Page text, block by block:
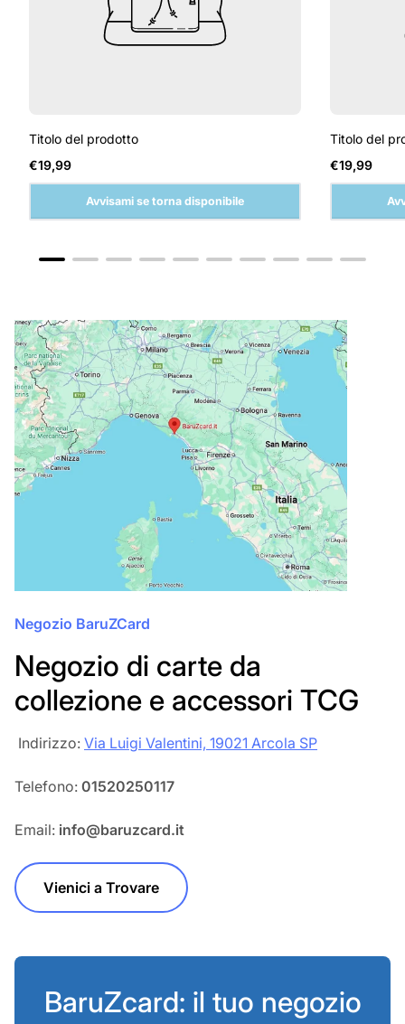
Titolo del prodotto
Prezzo
normale
€19,99
Avvisami se torna disponibile
Titolo del
Prezzo
normale
€19,99
Negozio BaruZCard
Negozio di carte da
collezione e accessori TCG
‎‎ Indirizzo: Via Luigi Valentini, 19021 Arcola SP
Telefono: 01520250117
Email: info@baruzcard.it
Vienici a Trovare
BaruZcard: il tuo negozio